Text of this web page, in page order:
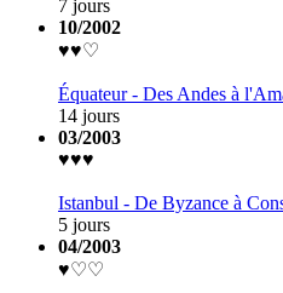
7 jours
10/2002
♥♥♡
Équateur - Des Andes à
14 jours
03/2003
♥♥♥
Istanbul - De Byzance à
5 jours
04/2003
♥♡♡